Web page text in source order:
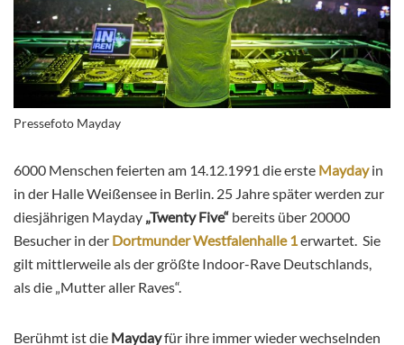
Pressefoto Mayday
6000 Menschen feierten am 14.12.1991 die erste Maydayin
in der Halle Weißensee in Berlin. 25 Jahre später werden zur
diesjährigen Mayday „Twenty Five“ bereits über 20000
Besucher in der Dortmunder Westfalenhalle 1 erwartet. Sie
gilt mittlerweile als der größte Indoor-Rave Deutschlands,
als die „Mutter aller Raves“.
Berühmt ist die Maydayfür ihre immer wieder wechselnden